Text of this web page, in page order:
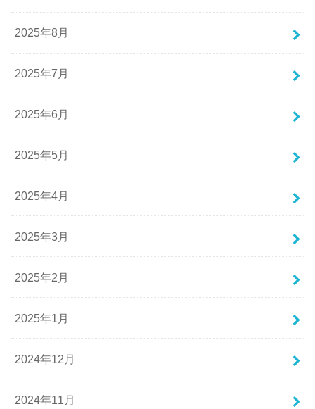
2025年8月
2025年7月
2025年6月
2025年5月
2025年4月
2025年3月
2025年2月
2025年1月
2024年12月
2024年11月